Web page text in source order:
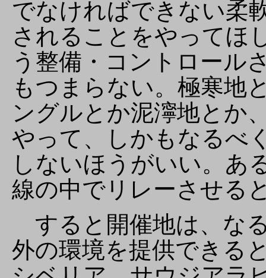
でなければできない柔
されることをやってほ
う整備・コントロール
もつまらない。極寒地
ングルとか泥濘地とか
やって、しかもなるべ
しないほうがいい。あ
線の中でリレーさせる
すると開催地は、な
外の環境を提供できる